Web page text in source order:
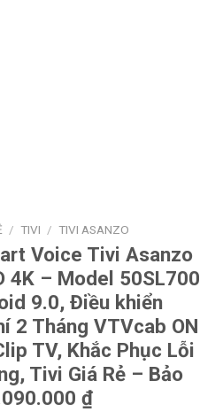
/ TIVI / TIVI ASANZO
Voice Tivi Asanzo
4K – Model 50SL700
9.0, Điều khiển
2 Tháng VTVcab ON
TV, Khắc Phục Lỗi
Tivi Giá Rẻ – Bảo
₫